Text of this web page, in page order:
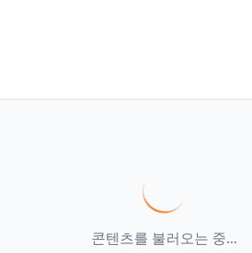
콘텐츠를 불러오는 중...